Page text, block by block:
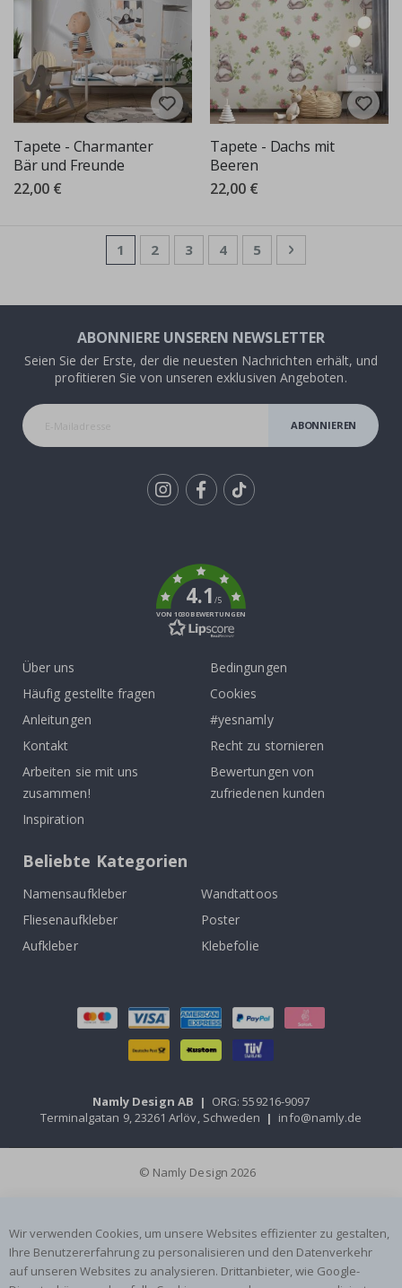
Tapete - Charmanter
Bär und Freunde
22,00 €
Tapete - Dachs mit
Beeren
22,00 €
Seite
Sie lesen gerade die Seite
1 Seite
2 Seite
3 Seite
4 Seite
5 Seite
Weiter
ABONNIERE UNSEREN NEWSLETTER
Seien Sie der Erste, der die neuesten Nachrichten erhält, und
profitieren Sie von unseren exklusiven Angeboten.
ABONNIEREN
4.1/5
VON 1030 BEWERTUNGEN
Über uns
Häufig gestellte fragen
Anleitungen
Kontakt
Arbeiten sie mit uns
zusammen!
Inspiration
Bedingungen
Cookies
#yesnamly
Recht zu stornieren
Bewertungen von
zufriedenen kunden
Beliebte Kategorien
Namensaufkleber
Wandtattoos
Fliesenaufkleber
Poster
Aufkleber
Klebefolie
Namly Design AB | ORG: 559216-9097
Terminalgatan 9, 23261 Arlöv, Schweden | info@namly.de
© Namly Design 2026
Wir verwenden Cookies, um unsere Websites effizienter zu gestalten,
Ihre Benutzererfahrung zu personalisieren und den Datenverkehr
auf unseren Websites zu analysieren. Drittanbieter, wie Google-